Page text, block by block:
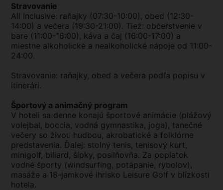
Stravovanie
All Inclusive: raňajky (07:30-10:00), obed (12:30-
14:00) a večera (19:30-21:00). Tiež: občerstvenie v
bare (11:00-16:00), káva a čaj (16:00-17:00) a
miestne alkoholické a nealkoholické nápoje od 11:00-
24:00.
Stravovanie: raňajky, obed a večera podľa popisu v
itinerári.
Športový a animačný program
V hoteli sa denne konajú športové animácie (plážový
volejbal, boccia, vodná gymnastika, joga), tanečné
večery so živou hudbou, akrobatické a folklórne
predstavenia. Ďalej: stolný tenis, tenisový kurt,
minigolf, biliard, šípky, posilňovňa. Za poplatok
vodné športy (windsurfing, potápanie, rybolov),
masáže a 18-jamkové ihrisko Leisure Golf v blízkosti
hotela.